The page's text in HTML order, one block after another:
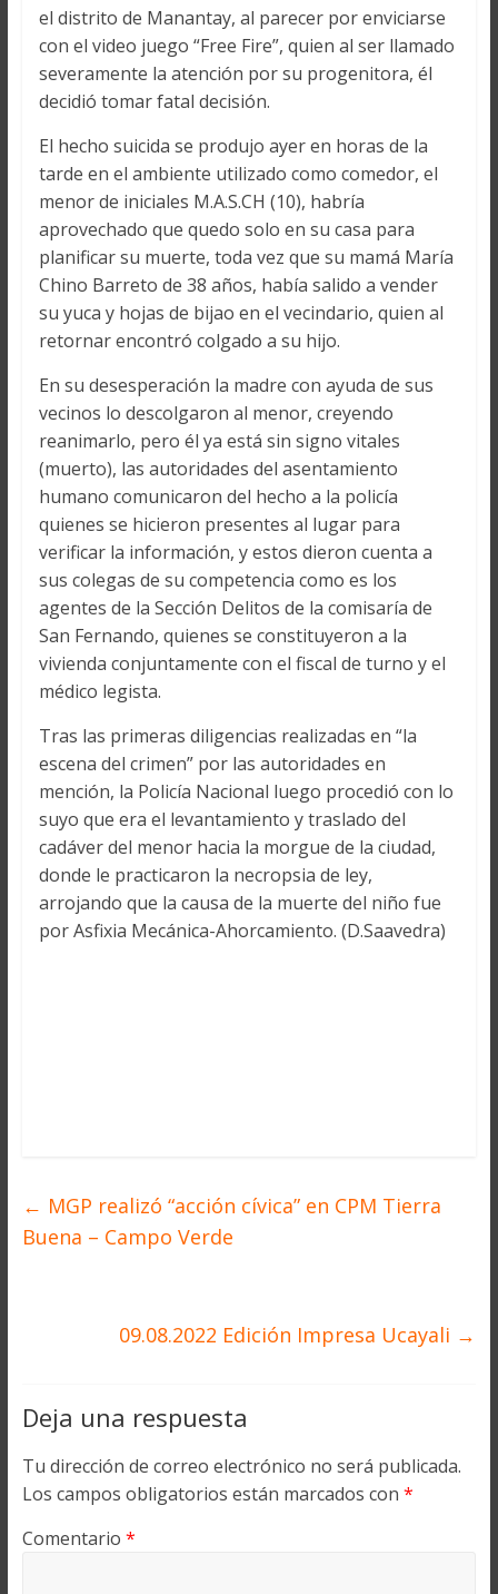
el distrito de Manantay, al parecer por enviciarse
con el video juego “Free Fire”, quien al ser llamado
severamente la atención por su progenitora, él
decidió tomar fatal decisión.
El hecho suicida se produjo ayer en horas de la
tarde en el ambiente utilizado como comedor, el
menor de iniciales M.A.S.CH (10), habría
aprovechado que quedo solo en su casa para
planificar su muerte, toda vez que su mamá María
Chino Barreto de 38 años, había salido a vender
su yuca y hojas de bijao en el vecindario, quien al
retornar encontró colgado a su hijo.
En su desesperación la madre con ayuda de sus
vecinos lo descolgaron al menor, creyendo
reanimarlo, pero él ya está sin signo vitales
(muerto), las autoridades del asentamiento
humano comunicaron del hecho a la policía
quienes se hicieron presentes al lugar para
verificar la información, y estos dieron cuenta a
sus colegas de su competencia como es los
agentes de la Sección Delitos de la comisaría de
San Fernando, quienes se constituyeron a la
vivienda conjuntamente con el fiscal de turno y el
médico legista.
Tras las primeras diligencias realizadas en “la
escena del crimen” por las autoridades en
mención, la Policía Nacional luego procedió con lo
suyo que era el levantamiento y traslado del
cadáver del menor hacia la morgue de la ciudad,
donde le practicaron la necropsia de ley,
arrojando que la causa de la muerte del niño fue
por Asfixia Mecánica-Ahorcamiento. (D.Saavedra)
← MGP realizó “acción cívica” en CPM Tierra
Buena – Campo Verde
09.08.2022 Edición Impresa Ucayali →
Deja una respuesta
Tu dirección de correo electrónico no será publicada.
Los campos obligatorios están marcados con *
Comentario *